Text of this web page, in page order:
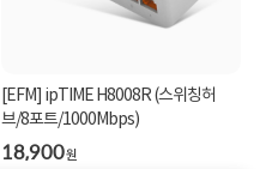
[EFM] ipTIME H8008R (스위칭허
브/8포트/1000Mbps)
18,900원